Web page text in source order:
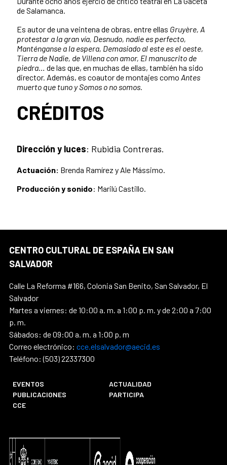
de Salamanca.
Es autor de una veintena de obras, entre ellas Gruyère, A
protestar a la gran vía, Desnudo, nadie es perfecto,
Manténganse a la espera, Demasiado al este es el oeste,
Tierra de Nadie, de Villena con amor, El manuscrito de
piedra … de las que, en muchas de ellas, también ha sido
director. Además, es coautor de montajes como Antes
muerto que tuno y Somos o no somos.
CRÉDITOS
Dirección y luces: Rubidia Contreras.
Actuación: Brenda Ramírez y Ale Mássimo.
Producción y sonido: Marilú Castillo.
CENTRO CULTURAL DE ESPAÑA EN SAN
SALVADOR
Calle La Reforma #166, Colonia San Benito, San Salvador, El
Salvador
Martes a viernes: de 10:00 a. m. a 1:00 p. m. y de 2:00 a 7:00
p. m.
Sábados: de 09:00 a. m. a 1:00 p. m
Correo electrónico: cce.elsalvador@aecid.es
Teléfono: (503) 22337300
EVENTOS
ACTUALIDAD
PUBLICACIONES
PARTICIPA
CCE